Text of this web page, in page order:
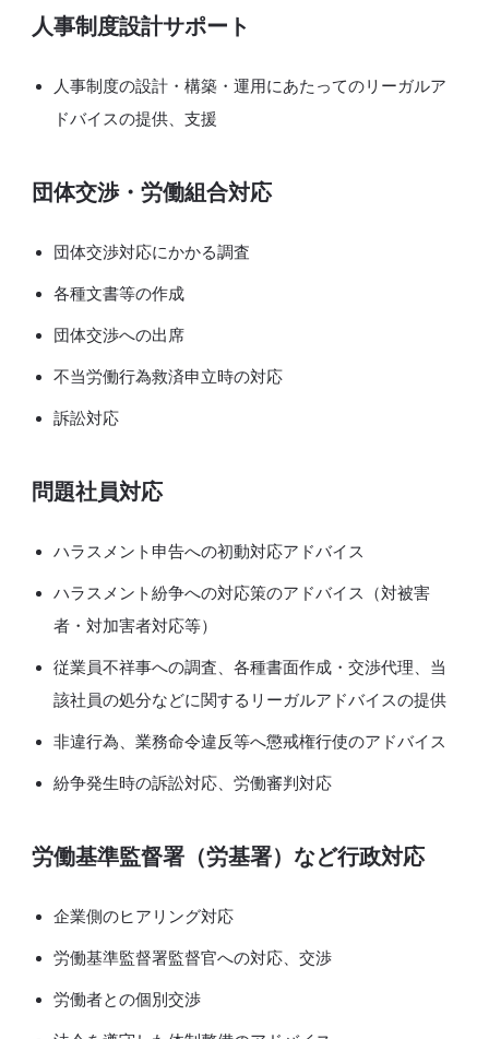
人事制度設計サポート
人事制度の設計・構築・運用にあたってのリーガルア
ドバイスの提供、支援
団体交渉・労働組合対応
団体交渉対応にかかる調査
各種文書等の作成
団体交渉への出席
不当労働行為救済申立時の対応
訴訟対応
問題社員対応
ハラスメント申告への初動対応アドバイス
ハラスメント紛争への対応策のアドバイス（対被害
者・対加害者対応等）
従業員不祥事への調査、各種書面作成・交渉代理、当
該社員の処分などに関するリーガルアドバイスの提供
非違行為、業務命令違反等へ懲戒権行使のアドバイス
紛争発生時の訴訟対応、労働審判対応
労働基準監督署（労基署）など行政対応
企業側のヒアリング対応
労働基準監督署監督官への対応、交渉
労働者との個別交渉